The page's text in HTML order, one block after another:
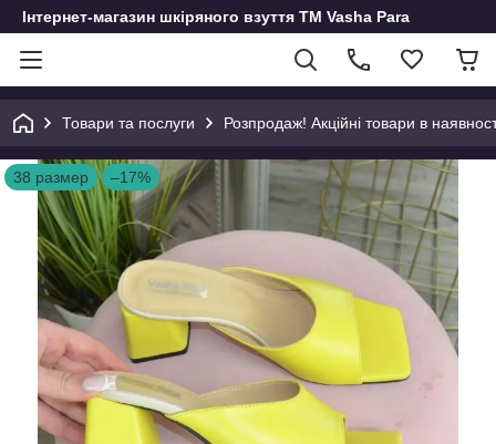
Інтернет-магазин шкіряного взуття ТМ Vasha Para
Товари та послуги Розпродаж! Акційні товари в
38 размер –17%